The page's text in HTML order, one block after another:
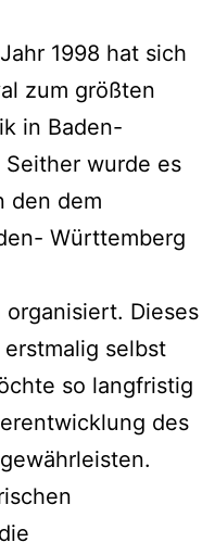
1998 hat sich
zum größten
in Baden-
wurde es
den dem
Württemberg
Dieses
selbst
so langfristig
des